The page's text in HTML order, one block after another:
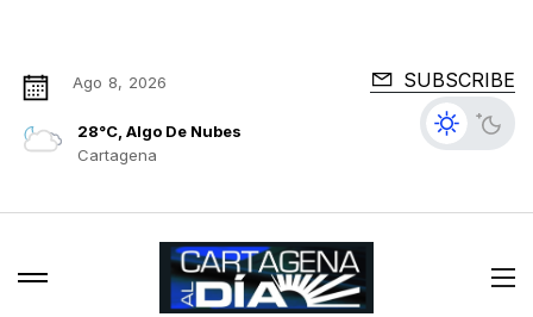
Ago 8, 2026
28°C, Algo De Nubes
Cartagena
SUBSCRIBE